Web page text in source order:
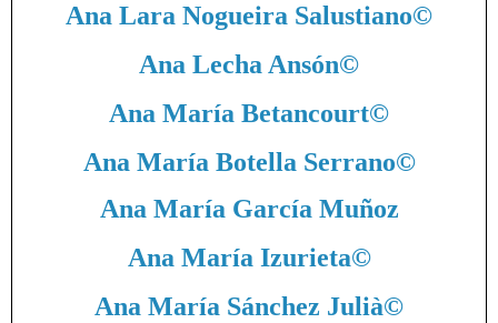
Ana Lara Nogueira Salustiano©
Ana Lecha Ansón©
Ana María Betancourt©
Ana María Botella Serrano©
Ana María García Muñoz
Ana María Izurieta©
Ana María Sánchez Julià©